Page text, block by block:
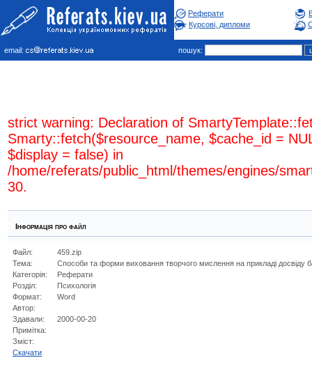
Реферати
Курсові, дипломи
email: пошук:
strict warning: Declaration of
Smarty::fetch($resource_name, $cache_id =
$display = false) in
/home/referats/public_html/themes/engines/
30.
Інформація про файл
Файл:
459.zip
Тема:
Способи та форми виховання творчого мислення на прикладі досвіду
Категорія:
Реферати
Розділ:
Психологiя
Формат:
Word
Автор:
Здавали:
2000-00-20
Примітка:
Зміст:
Cкачати